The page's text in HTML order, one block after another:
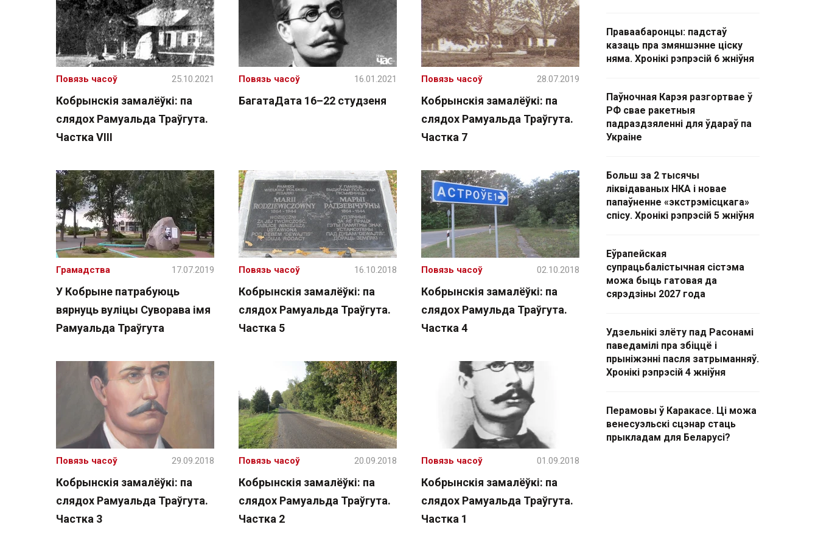
Кобрынскія замалёўкі: па
слядох Рамуальда Траўгута.
Частка VIII
Повязь часоў 25.10.2021
БагатаДата 16–22 студзеня
Повязь часоў 16.01.2021
Кобрынскія замалёўкі: па
слядох Рамуальда Траўгута.
Частка 7
Повязь часоў 28.07.2019
У Кобрыне патрабуюць
вярнуць вуліцы Суворава імя
Рамуальда Траўгута
Грамадства 17.07.2019
Кобрынскія замалёўкі: па
слядох Рамуальда Траўгута.
Частка 5
Повязь часоў 16.10.2018
Кобрынскія замалёўкі: па
слядох Рамульда Траўгута.
Частка 4
Повязь часоў 02.10.2018
Кобрынскія замалёўкі: па
слядох Рамуальда Траўгута.
Частка 3
Повязь часоў 29.09.2018
Кобрынскія замалёўкі: па
слядох Рамуальда Траўгута.
Частка 2
Повязь часоў 20.09.2018
Кобрынскія замалёўкі: па
слядох Рамуальда Траўгута.
Частка 1
Повязь часоў 01.09.2018
Праваабаронцы: падстаў
казаць пра змяншэнне ціску
няма. Хронікі рэпрэсій 6 жніўня
Паўночная Карэя разгортвае ў
РФ свае ракетныя
падраздзяленні для ўдараў па
Украіне
Больш за 2 тысячы
ліквідаваных НКА і новае
папаўненне «экстрэмісцкага»
спісу. Хронікі рэпрэсій 5 жніўня
Еўрапейская
супрацьбалістычная сістэма
можа быць гатовая да
сярэдзіны 2027 года
Удзельнікі злёту пад Расонамі
паведамілі пра збіццё і
прыніжэнні пасля затрыманняў.
Хронікі рэпрэсій 4 жніўня
Перамовы ў Каракасе. Ці можа
венесуэльскі сцэнар стаць
прыкладам для Беларусі?